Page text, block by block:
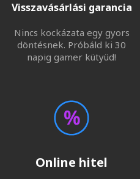
Visszavásárlási garancia
Nincs kockázata egy gyors
döntésnek. Próbáld ki 30
napig gamer kütyüd!
Online hitel